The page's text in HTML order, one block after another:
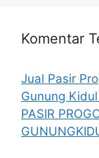
Komentar
Jual Pasir
Gunung
PASIR